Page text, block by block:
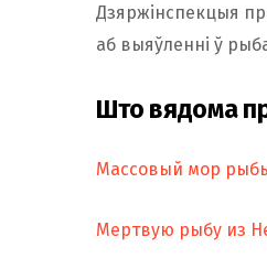
Дзяржінспекцыя
аб выяўленні ў
Што вядома
Массовый мор
Мертвую рыбу из